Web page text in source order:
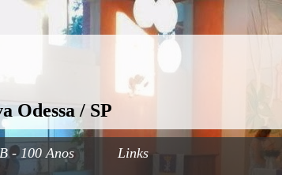
Odessa / SP
- 100 Anos
Links